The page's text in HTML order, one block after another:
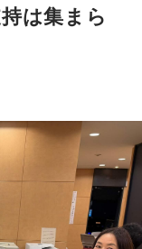
恵を出し合う、
立憲で落選した
ますけど。いま
出てきたりす
かなかモノが伝
して負けたんだ、
は集まら